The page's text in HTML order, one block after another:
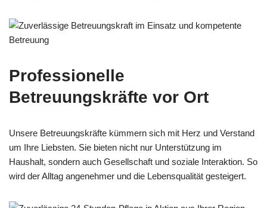
Professionelle
Betreuungskräfte vor Ort
Unsere Betreuungskräfte kümmern sich mit Herz und Verstand
um Ihre Liebsten. Sie bieten nicht nur Unterstützung im
Haushalt, sondern auch Gesellschaft und soziale Interaktion. So
wird der Alltag angenehmer und die Lebensqualität gesteigert.